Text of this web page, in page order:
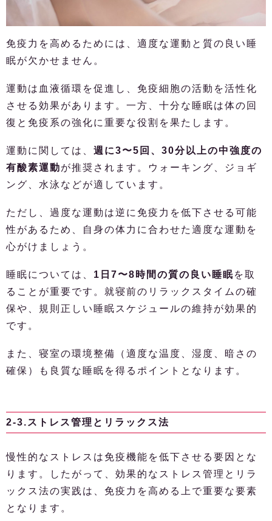
免疫力を高めるためには、適度な運動と質の良い睡
眠が欠かせません。
運動は血液循環を促進し、免疫細胞の活動を活性化
させる効果があります。一方、十分な睡眠は体の回
復と免疫系の強化に重要な役割を果たします。
運動に関しては、 週に3〜5回、30分以上の中強度の
有酸素運動が推奨されます。ウォーキング、ジョギ
ング、水泳などが適しています。
ただし、過度な運動は逆に免疫力を低下させる可能
性があるため、自身の体力に合わせた適度な運動を
心がけましょう。
睡眠については、 1日7〜8時間の質の良い睡眠を取
ることが重要です。就寝前のリラックスタイムの確
保や、規則正しい睡眠スケジュールの維持が効果的
です。
また、寝室の環境整備（適度な温度、湿度、暗さの
確保）も良質な睡眠を得るポイントとなります。
2-3.ストレス管理とリラックス法
慢性的なストレスは免疫機能を低下させる要因とな
ります。したがって、効果的なストレス管理とリラ
ックス法の実践は、免疫力を高める上で重要な要素
となります。